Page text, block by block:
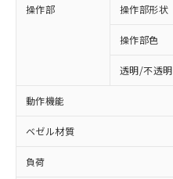
操作部 操作部形状
操作部色
透明/不透明
動作機能
ベゼル材質
負荷